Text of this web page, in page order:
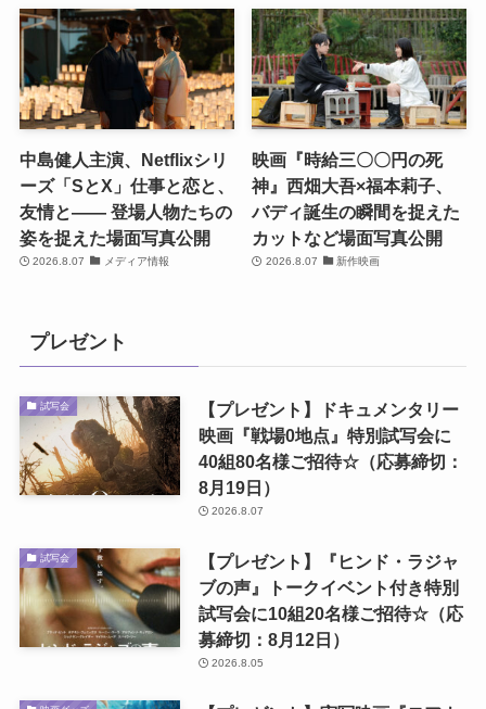
中島健人主演、Netflixシリ
ーズ「SとX」仕事と恋と、
友情と―― 登場人物たちの
姿を捉えた場面写真公開
2026.8.07 メディア情報
映画『時給三〇〇円の死
神』西畑大吾×福本莉子、
バディ誕生の瞬間を捉えた
カットなど場面写真公開
2026.8.07 新作映画
プレゼント
試写会
【プレゼント】ドキュメンタリー
映画『戦場0地点』特別試写会に
40組80名様ご招待☆（応募締切：
8月19日）
2026.8.07
試写会
【プレゼント】『ヒンド・ラジャ
ブの声』トークイベント付き特別
試写会に10組20名様ご招待☆（応
募締切：8月12日）
2026.8.05